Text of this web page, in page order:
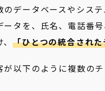
のデータベースやシス
タを、氏名、電話番
、「ひとつの統合され
が以下のように複数の